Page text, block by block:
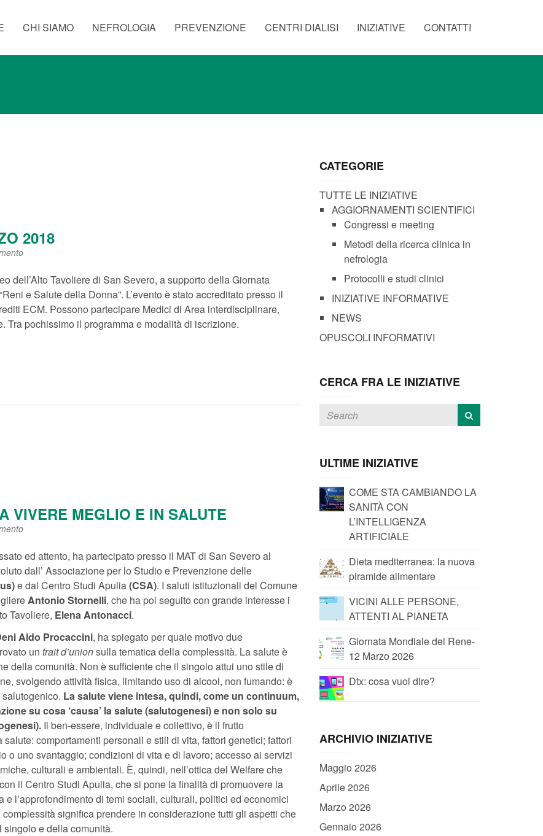
CHI SIAMO NEFROLOGIA PREVENZIONE CENTRI DIALISI INIZIATIVE CONTATTI
2018
dell’Alto Tavoliere di San Severo, a supporto della Giornata
e Salute della Donna”. L’evento è stato accreditato presso il
ECM. Possono partecipare Medici di Area interdisciplinare,
Tra pochissimo il programma e modalità di iscrizione.
VIVERE MEGLIO E IN SALUTE
ed attento, ha partecipato presso il MAT di San Severo al
dall’ Associazione per lo Studio e Prevenzione delle
e dal Centro Studi Apulia(CSA). I saluti istituzionali del Comune
Antonio Stornelli, che ha poi seguito con grande interesse i
Tavoliere, Elena Antonacci.
Aldo Procaccini, ha spiegato per quale motivo due
un trait d’unionsulla tematica della complessità. La salute è
della comunità. Non è sufficiente che il singolo attui uno stile di
svolgendo attività fisica, limitando uso di alcool, non fumando: è
La salute viene intesa, quindi, come un continuum,
su cosa ‘causa’ la salute (salutogenesi) e non solo su
Il ben-essere, individuale e collettivo, è il frutto
comportamenti personali e stili di vita, fattori genetici; fattori
o uno svantaggio; condizioni di vita e di lavoro; accesso ai servizi
culturali e ambientali. È, quindi, nell’ottica del Welfare che
il Centro Studi Apulia, che si pone la finalità di promuovere la
l’approfondimento di temi sociali, culturali, politici ed economici
significa prendere in considerazione tutti gli aspetti che
e della comunità.
CATEGORIE
TUTTE LE INIZIATIVE
AGGIORNAMENTI SCIENTIFICI
Congressi e meeting
Metodi della ricerca clinica in
nefrologia
Protocolli e studi clinici
INIZIATIVE INFORMATIVE
NEWS
OPUSCOLI INFORMATIVI
CERCA FRA LE INIZIATIVE
ULTIME INIZIATIVE
COME STA CAMBIANDO LA
SANITÀ CON
L’INTELLIGENZA
ARTIFICIALE
Dieta mediterranea: la nuova
piramide alimentare
VICINI ALLE PERSONE,
ATTENTI AL PIANETA
Giornata Mondiale del Rene-
12 Marzo 2026
Dtx: cosa vuol dire?
ARCHIVIO INIZIATIVE
Maggio 2026
Aprile 2026
Marzo 2026
Gennaio 2026